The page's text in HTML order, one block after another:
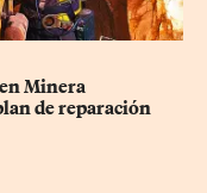
Minera
de reparación